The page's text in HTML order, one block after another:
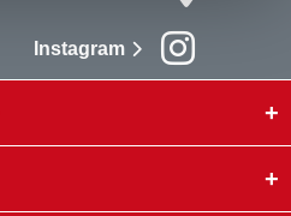
Instagram